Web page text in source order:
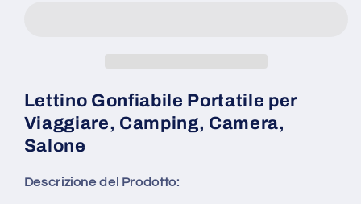
giardino
camera
nero
giardino
camera
nero
Lettino Gonfiabile Portatile per
Viaggiare, Camping, Camera,
Salone
Descrizione del Prodotto: